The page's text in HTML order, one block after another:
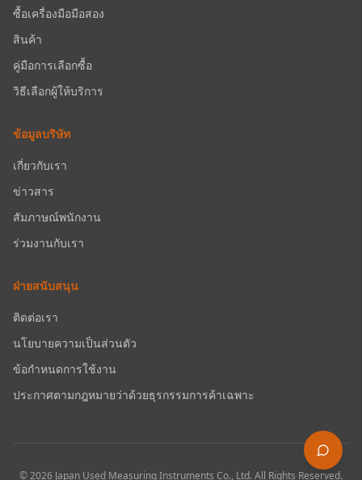
ซื้อเครื่องมือมือสอง
สินค้า
คู่มือการเลือกซื้อ
วิธีเลือกผู้ให้บริการ
ข้อมูลบริษัท
เกี่ยวกับเรา
ข่าวสาร
สัมภาษณ์พนักงาน
ร่วมงานกับเรา
ฝ่ายสนับสนุน
ติดต่อเรา
นโยบายความเป็นส่วนตัว
ข้อกำหนดการใช้งาน
ประกาศตามกฎหมายว่าด้วยธุรกรรมการค้าเฉพาะ
©2026 Japan Used Measuring Instruments Co., Ltd. All Rights Reserved.